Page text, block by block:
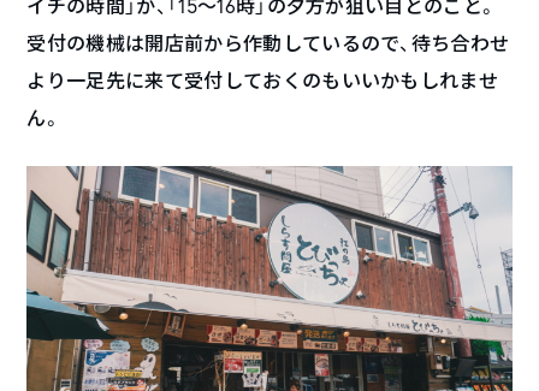
イチの時間」か、「15〜16時」の夕方が狙い目とのこと。
受付の機械は開店前から作動しているので、待ち合わせ
より一足先に来て受付しておくのもいいかもしれませ
ん。